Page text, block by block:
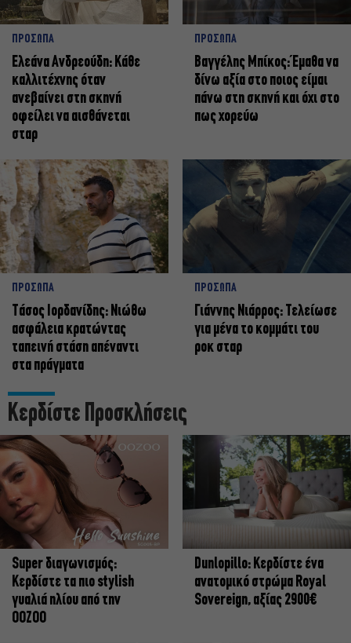
ΠΡΟΣΩΠΑ
Ελεάνα Ανδρεούδη: Κάθε
καλλιτέχνης όταν
ανεβαίνει στη σκηνή
οφείλει να αισθάνεται
σταρ
ΠΡΟΣΩΠΑ
Βαγγέλης Μπίκος: Έμαθα να
δίνω αξία στο ποιος είμαι
πάνω στη σκηνή και όχι στο
πως χορεύω
ΠΡΟΣΩΠΑ
Tάσος Ιορδανίδης: Νιώθω
ασφάλεια κρατώντας
ταπεινή στάση απέναντι
στα πράγματα
ΠΡΟΣΩΠΑ
Γιάννης Νιάρρος: Τελείωσε
για μένα το κομμάτι του
ροκ σταρ
Κερδίστε Προσκλήσεις
Super διαγωνισμός:
Κερδίστε τα πιο stylish
γυαλιά ηλίου από την
OOZOO
Dunlopillo: Κερδίστε ένα
ανατομικό στρώμα Royal
Sovereign, αξίας 2900€